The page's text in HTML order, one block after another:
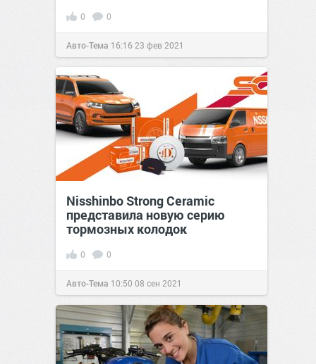
0 0
Авто-Тема 16:16 23 фев 2021
Nisshinbo Strong Ceramic
представила новую серию
тормозных колодок
0 0
Авто-Тема 10:50 08 сен 2021